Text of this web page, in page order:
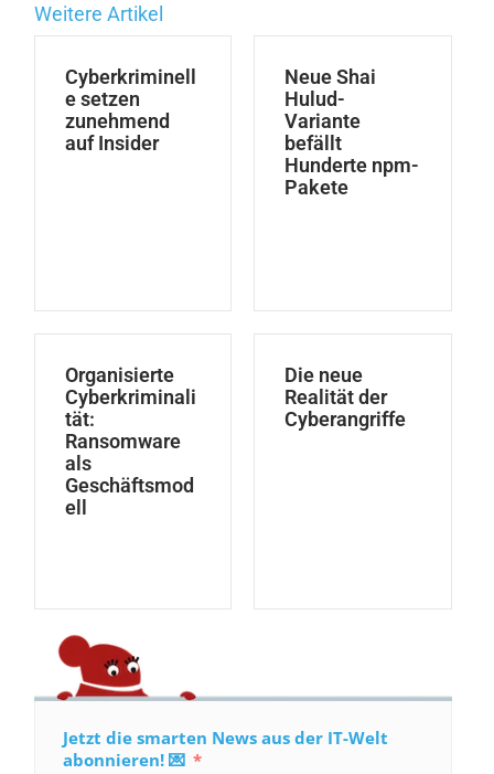
Weitere Artikel
Cyberkriminell
e setzen
zunehmend
auf Insider
Neue Shai
Hulud-
Variante
befällt
Hunderte npm-
Pakete
Organisierte
Cyberkriminali
tät:
Ransomware
als
Geschäftsmod
ell
Die neue
Realität der
Cyberangriffe
Jetzt die smarten News aus der IT-Welt
abonnieren! 💌